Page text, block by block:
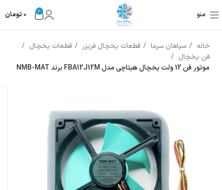
منو 0
0 تومان
خانه سپاهان سرما قطعات یخچال فریزر
قطعات یخچال
فن یخچال
موتور فن 12 ولت یخچال هیتاچی مدل FBA12J12M برند NMB-MAT